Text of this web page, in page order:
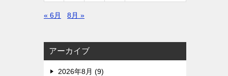
« 6月 8月 »
アーカイブ
2026年8月 (9)